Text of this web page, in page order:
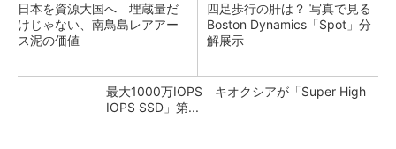
日本を資源大国へ 埋蔵量だ
けじゃない、南鳥島レアアー
ス泥の価値
四足歩行の肝は？ 写真で見る
Boston Dynamics「Spot」分
解展示
最大1000万IOPS キオクシアが「Super High
IOPS SSD」第...